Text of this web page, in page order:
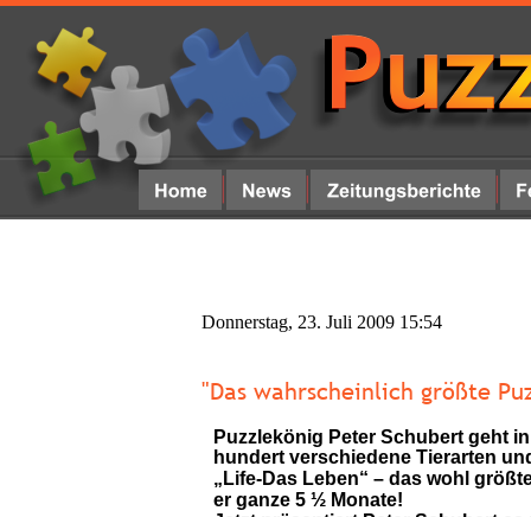
Donnerstag, 23. Juli 2009 15:54
"Das wahrscheinlich größte
Puzzlekönig Peter Schubert geht
hundert verschiedene Tierarten
„Life-Das Leben“ – das wohl
er ganze 5 ½ Monate!